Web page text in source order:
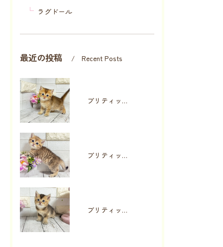
ラグドール
最近の投稿 Recent Posts
ブリティッシュショートヘア（Rmn103）
ブリティッシュショートヘア（Rmn102）
ブリティッシュショートヘア（Rmn101）